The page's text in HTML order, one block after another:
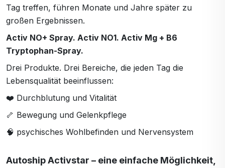
Tag treffen, führen Monate und Jahre später zu
großen Ergebnissen.
Activ NO+ Spray. Activ NO1. Activ Mg + B6
Tryptophan-Spray.
Drei Produkte. Drei Bereiche, die jeden Tag die
Lebensqualität beeinflussen:
❤️ Durchblutung und Vitalität
🦴 Bewegung und Gelenkpflege
🧠 psychisches Wohlbefinden und Nervensystem
Autoship Activstar – eine einfache Möglichkeit,